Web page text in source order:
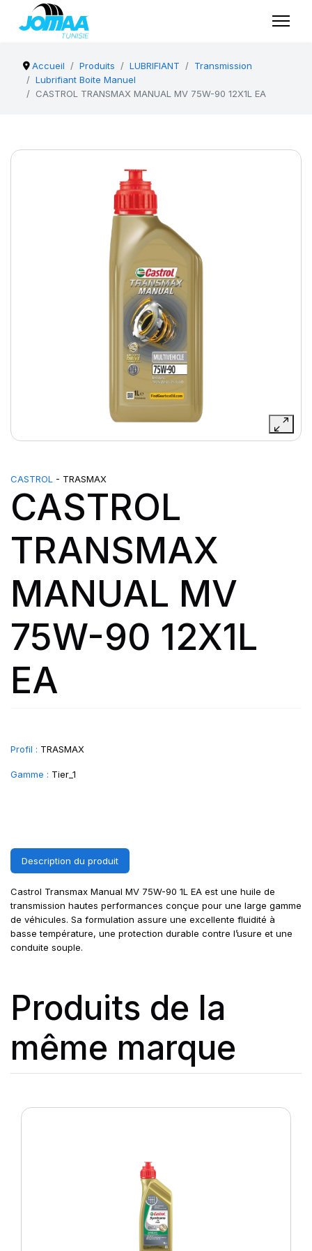
Accueil Produits LUBRIFIANT
Transmission
Lubrifiant Boite Manuel
CASTROL TRANSMAX MANUAL MV 75W-90 12X1L EA
CASTROL - TRASMAX
CASTROL
TRANSMAX
MANUAL MV
75W-90 12X1L
EA
Profil : TRASMAX
Gamme : Tier_1
Description du produit
Castrol Transmax Manual MV 75W-90 1L EA est une huile de
transmission hautes performances conçue pour une large gamme
de véhicules. Sa formulation assure une excellente fluidité à
basse température, une protection durable contre l’usure et une
conduite souple.
Produits de la
même marque